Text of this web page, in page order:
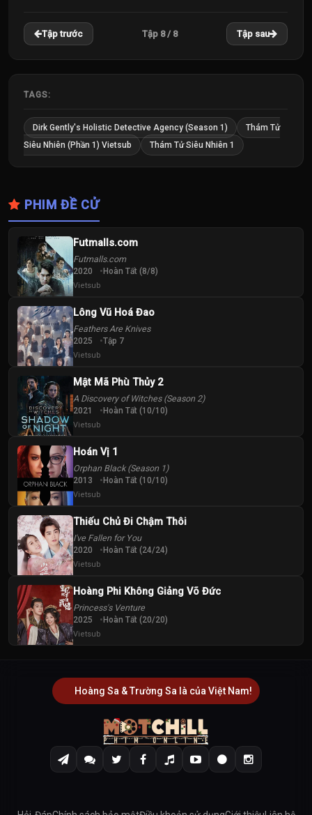
Tập trước Tập 8 / 8 Tập sau
TAGS:
Dirk Gently's Holistic Detective Agency (Season 1)
Thám Tử
Siêu Nhiên (Phần 1) Vietsub
Thám Tử Siêu Nhiên 1
PHIM ĐỀ CỬ
Futmalls.com
Futmalls.com
2020 Hoàn Tất (8/8)
Vietsub
Lông Vũ Hoá Đao
Feathers Are Knives
2025 Tập 7
Vietsub
Mật Mã Phù Thủy 2
A Discovery of Witches (Season 2)
2021 Hoàn Tất (10/10)
Vietsub
Hoán Vị 1
Orphan Black (Season 1)
2013 Hoàn Tất (10/10)
Vietsub
Thiếu Chủ Đi Chậm Thôi
I've Fallen for You
2020 Hoàn Tất (24/24)
Vietsub
Hoàng Phi Không Giảng Võ Đức
Princess's Venture
2025 Hoàn Tất (20/20)
Vietsub
Hoàng Sa & Trường Sa là của Việt Nam!